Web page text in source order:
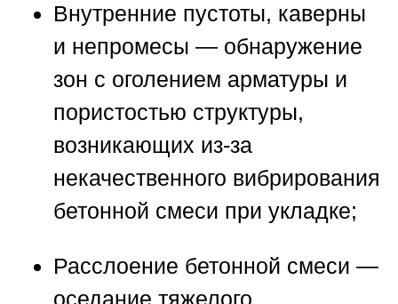
Внутренние пустоты, каверны
и непромесы — обнаружение
зон с оголением арматуры и
пористостью структуры,
возникающих из-за
некачественного вибрирования
бетонной смеси при укладке;
Расслоение бетонной смеси —
оседание тяжелого